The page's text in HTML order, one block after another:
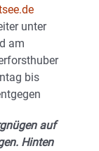
unter
am
bis
auf
Hinten